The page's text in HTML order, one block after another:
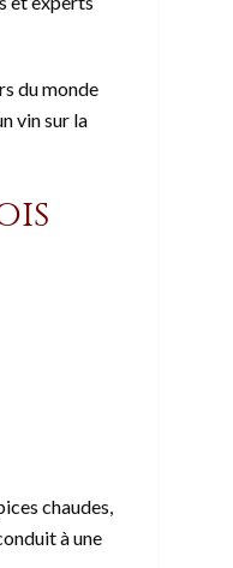
du monde
vin sur la
chaudes,
à une